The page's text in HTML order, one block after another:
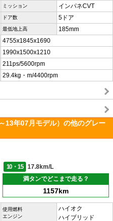
ミッション インパネCVT
ドア数 5ドア
最低地上高 185mm
4755x1845x1690
1990x1500x1210
211ps/5600rpm
29.4kg・m/4400rpm
13年07月モデル）の他のグレー
10・15
17.8km/L
満タンでどこまで走る？
1157km
使用燃料
エンジン
ハイオク
ハイブリッド